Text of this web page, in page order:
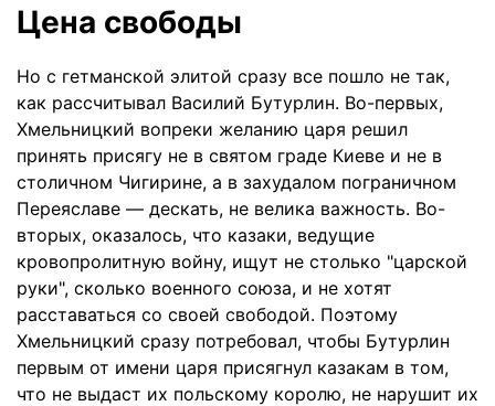
Цена свободы
Но с гетманской элитой сразу все пошло не так,
как рассчитывал Василий Бутурлин. Во-первых,
Хмельницкий вопреки желанию царя решил
принять присягу не в святом граде Киеве и не в
столичном Чигирине, а в захудалом пограничном
Переяславе — дескать, не велика важность. Во-
вторых, оказалось, что казаки, ведущие
кровопролитную войну, ищут не столько "царской
руки", сколько военного союза, и не хотят
расставаться со своей свободой. Поэтому
Хмельницкий сразу потребовал, чтобы Бутурлин
первым от имени царя присягнул казакам в том,
что не выдаст их польскому королю, не нарушит их